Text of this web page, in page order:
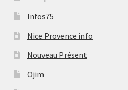
Infos75
Nice Provence info
Nouveau Présent
Ojim